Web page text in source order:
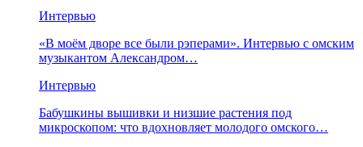
Интервью
«В моём дворе все были рэперами». Интервью с омским
музыкантом Александром…
Интервью
Бабушкины вышивки и низшие растения под
микроскопом: что вдохновляет молодого омского…